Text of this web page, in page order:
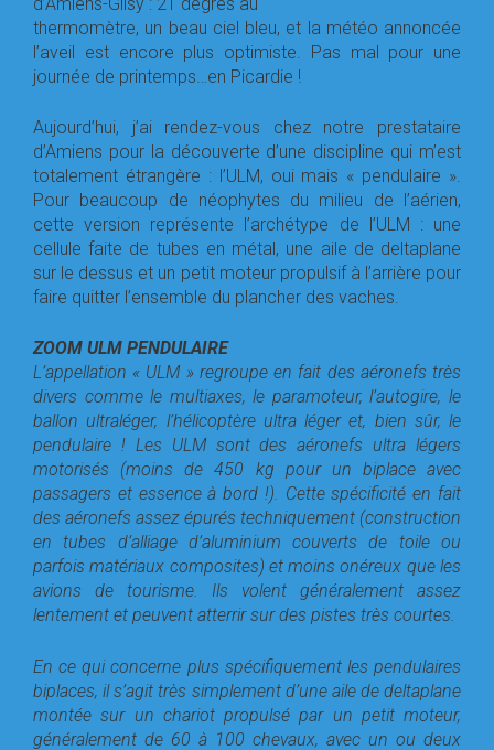
thermomètre, un beau ciel bleu, et la météo annoncée
l’aveil est encore plus optimiste. Pas mal pour une
journée de printemps…en Picardie !
Aujourd’hui, j’ai rendez-vous chez notre prestataire
d’Amiens pour la découverte d’une discipline qui m’est
totalement étrangère : l’ULM, oui mais « pendulaire ».
Pour beaucoup de néophytes du milieu de l’aérien,
cette version représente l’archétype de l’ULM : une
cellule faite de tubes en métal, une aile de deltaplane
sur le dessus et un petit moteur propulsif à l’arrière pour
faire quitter l’ensemble du plancher des vaches.
ZOOM ULM PENDULAIRE
L’appellation « ULM » regroupe en fait des aéronefs très
divers comme le multiaxes, le paramoteur, l’autogire, le
ballon ultraléger, l’hélicoptère ultra léger et, bien sûr, le
pendulaire ! Les ULM sont des aéronefs ultra légers
motorisés (moins de 450 kg pour un biplace avec
passagers et essence à bord !). Cette spécificité en fait
des aéronefs assez épurés techniquement (construction
en tubes d’alliage d’aluminium couverts de toile ou
parfois matériaux composites) et moins onéreux que les
avions de tourisme. Ils volent généralement
assez
lentement et peuvent atterrir sur des pistes très courtes.
En ce qui concerne plus spécifiquement les pendulaires
biplaces, il s’agit très simplement d’une aile de deltaplane
montée sur un chariot propulsé par un petit moteur,
généralement de 60 à 100 chevaux, avec un ou deux